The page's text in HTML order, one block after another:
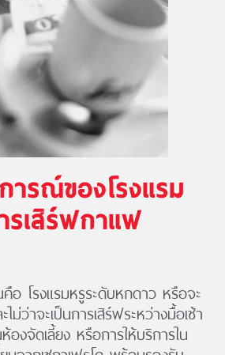
ารณ์ของโรงแรม
เสิร์ฟกาแฟ
โรงแรมหรูระดับหกดาว หรือจะ
ม่ว่าจะเป็นการเสิร์ฟระหว่างมื้อเช้า
องจัดเลี้ยง หรือการให้บริการใน